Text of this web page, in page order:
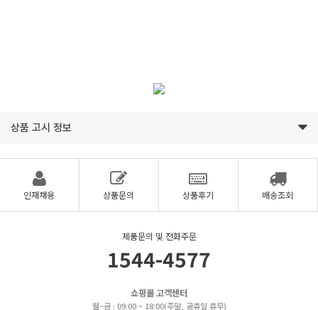
상품 고시 정보
인재채용 상품문의 상품후기 배송조회
제품문의 및 전화주문
1544-4577
쇼핑몰 고객센터
월~금 : 09:00 ~ 18:00(주말, 공휴일 휴무)